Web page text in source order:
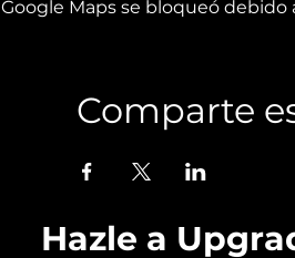
Google Maps se bloqueó debido
Comparte
Hazle a